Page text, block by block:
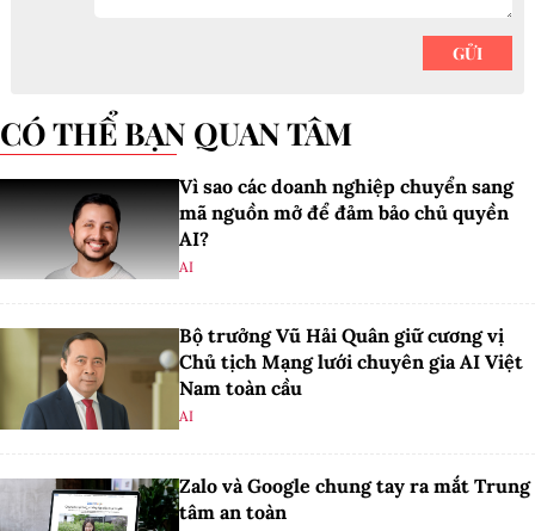
CÓ THỂ BẠN QUAN TÂM
Vì sao các doanh nghiệp chuyển sang
mã nguồn mở để đảm bảo chủ quyền
AI?
AI
Bộ trưởng Vũ Hải Quân giữ cương vị
Chủ tịch Mạng lưới chuyên gia AI Việt
Nam toàn cầu
AI
Zalo và Google chung tay ra mắt Trung
tâm an toàn